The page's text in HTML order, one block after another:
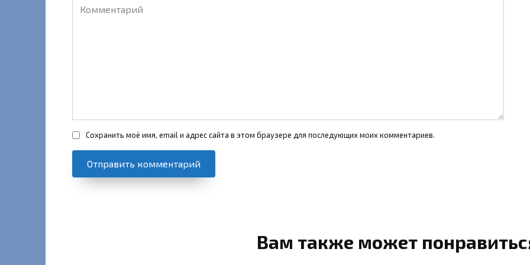
Комментарий
Сохранить моё имя, email и адрес сайта в этом браузере для последующих моих комментариев.
Вам также может